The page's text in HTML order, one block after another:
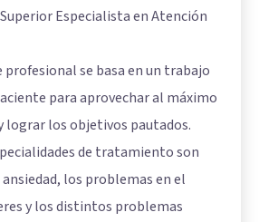
Especialista en Atención
profesional se basa en un trabajo
para aprovechar al máximo
lograr los objetivos pautados.
de tratamiento son
los problemas en el
y los distintos problemas